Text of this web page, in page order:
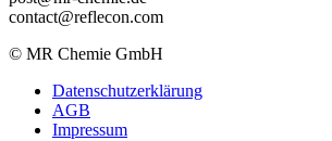
contact@reflecon.com
© MR Chemie GmbH
Datenschutzerklärung
AGB
Impressum